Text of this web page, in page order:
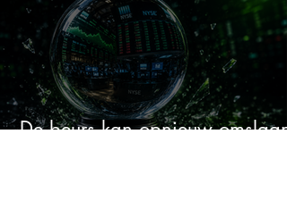
De beurs kan opnieuw omslaan